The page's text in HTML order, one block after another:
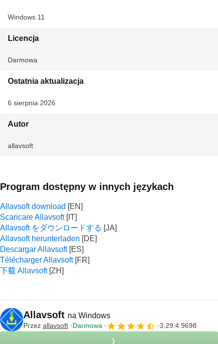
Windows 11
Licencja
Darmowa
Ostatnia aktualizacja
6 sierpnia 2026
Autor
allavsoft
Program dostępny w innych językach
Allavsoft download
Scaricare Allavsoft
Allavsoft をダウンロードする
Allavsoft herunterladen
Descargar Allavsoft
Télécharger Allavsoft
下载 Allavsoft
Allavsoft na Windows
Przez allavsoft Darmowa 3.29.4.9698